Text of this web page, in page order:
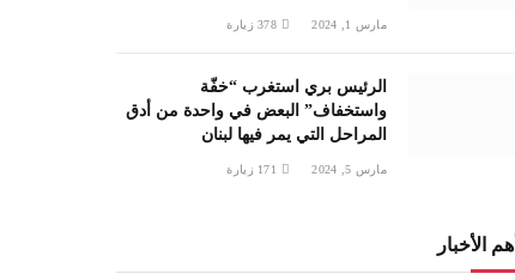
مارس 1, 2024 378 زيارة
الرئيس بري استغرب “خفّة
واستخفاف” البعض في واحدة من أدق
المراحل التي يمر فيها لبنان
مارس 5, 2024 171 زيارة
أهم الأخبار